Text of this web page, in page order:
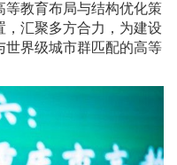
等教育布局与结构优化策
汇聚多方合力，为建设
世界级城市群匹配的高等